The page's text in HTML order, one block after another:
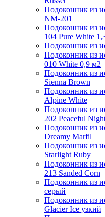
Подоконник из
NM-201
Подоконник из
104 Pure White
Подоконник из
Подоконник из
010 White 0,9 м2
Подоконник из
Sienna Brown
Подоконник из
Alpine White
Подоконник из
202 Peaceful
Подоконник из
Dreamy Marfil
Подоконник из
Starlight Ruby
Подоконник из
213 Sanded Corn
Подоконник из
серый
Подоконник из
Glacier Ice узкий